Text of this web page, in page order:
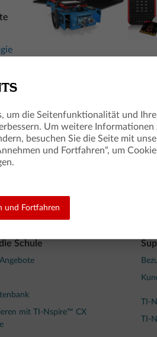
ist.
Schule
mit TI-Nspire™ CX
TI-
TI-
um die Seitenfunktionalität und Ihre
Um weitere Informationen
besuchen Sie die Seite mit
und Fortfahren“, um
und Fortfahren